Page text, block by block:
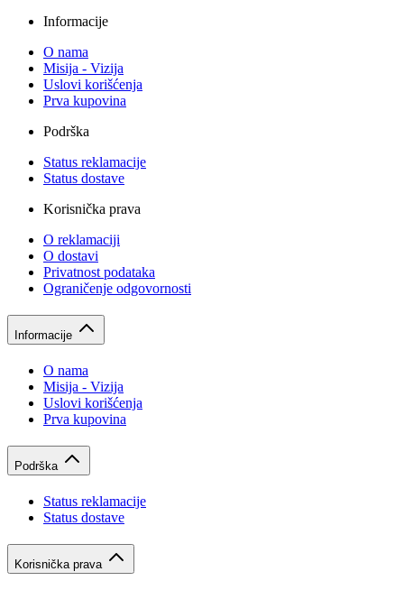
Informacije
O nama
Misija - Vizija
Uslovi korišćenja
Prva kupovina
Podrška
Status reklamacije
Status dostave
Korisnička prava
O reklamaciji
O dostavi
Privatnost podataka
Ograničenje odgovornosti
Informacije
O nama
Misija - Vizija
Uslovi korišćenja
Prva kupovina
Podrška
Status reklamacije
Status dostave
Korisnička prava